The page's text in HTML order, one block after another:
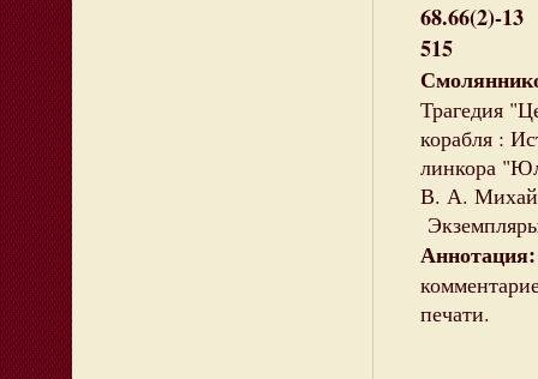
68.66(2)-13
515
Трагедия
корабля :
линкора
В. А.
Аннотация:
печати.